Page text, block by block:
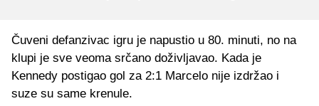
Čuveni defanzivac igru je napustio u 80. minuti, no na
klupi je sve veoma srčano doživljavao. Kada je
Kennedy postigao gol za 2:1 Marcelo nije izdržao i
suze su same krenule.